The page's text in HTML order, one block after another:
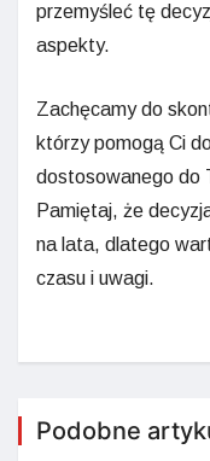
przemyśleć tę
aspekty.
Zachęcamy do
którzy pomogą Ci
dostosowanego do
Pamiętaj, że
na lata, dlatego
czasu i uwagi.
Podobne